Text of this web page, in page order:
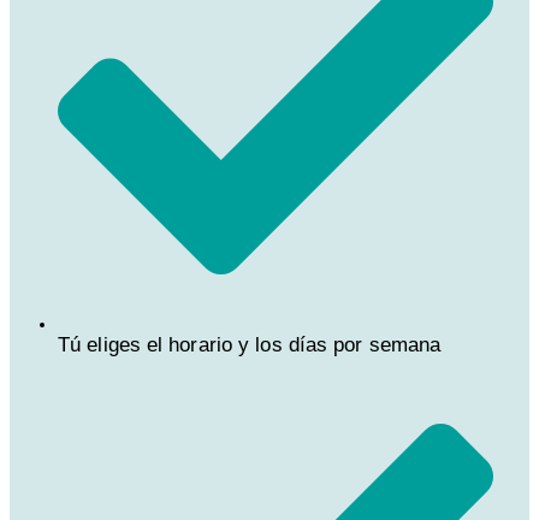
Tú eliges el horario y los días por semana